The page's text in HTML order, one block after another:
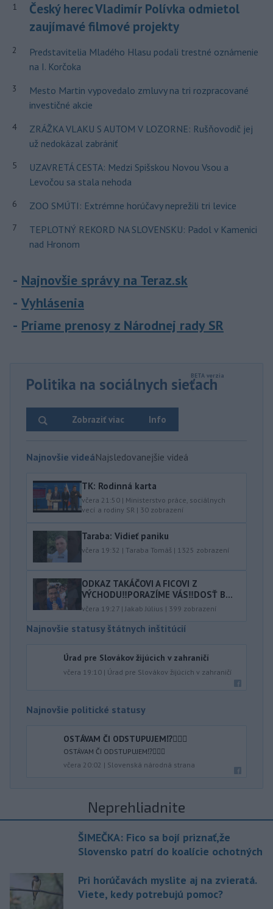
1
Český herec Vladimír Polívka odmietol
zaujímavé filmové projekty
2
Predstavitelia Mladého Hlasu podali trestné oznámenie
na I. Korčoka
3
Mesto Martin vypovedalo zmluvy na tri rozpracované
investičné akcie
4
ZRÁŽKA VLAKU S AUTOM V LOZORNE: Rušňovodič jej
už nedokázal zabrániť
5
UZAVRETÁ CESTA: Medzi Spišskou Novou Vsou a
Levočou sa stala nehoda
6 ZOO SMÚTI: Extrémne horúčavy neprežili tri levice
7
TEPLOTNÝ REKORD NA SLOVENSKU: Padol v Kamenici
nad Hronom
Najnovšie správy na Teraz.sk
Vyhlásenia
Priame prenosy z Národnej rady SR
Politika na sociálnych sieťach
Info
Zobraziť viac
Najnovšie videáNajsledovanejšie videá
TK: Rodinná karta
včera 21:50 | Ministerstvo práce, sociálnych
vecí a rodiny SR | 30 zobrazení
Taraba: Vidieť paniku
včera 19:32 | Taraba Tomáš | 1325 zobrazení
ODKAZ TAKÁČOVI A FICOVI Z
VÝCHODU‼️PORAZÍME VÁS‼️DOSŤ B...
včera 19:27 |Jakab Július | 399 zobrazení
Najnovšie statusy štátnych inštitúcií
Úrad pre Slovákov žijúcich v zahraničí
včera 19:10 | Úrad pre Slovákov žijúcich v zahraničí
Najnovšie politické statusy
OSTÁVAM ČI ODSTUPUJEM⁉️🤷🏻‍♂️
OSTÁVAM ČI ODSTUPUJEM⁉️🤷🏻‍♂️
včera 20:02 | Slovenská národná strana
Neprehliadnite
ŠIMEČKA: Fico sa bojí priznať,že
Slovensko patrí do koalície ochotných
Pri horúčavách myslite aj na zvieratá.
Viete, kedy potrebujú pomoc?